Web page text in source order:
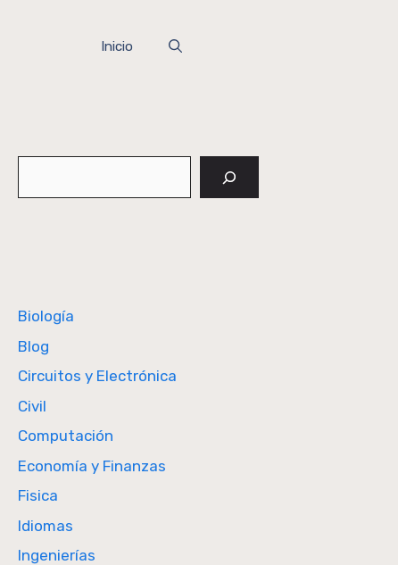
Inicio
Biología
Blog
Circuitos y Electrónica
Civil
Computación
Economía y Finanzas
Fisica
Idiomas
Ingenierías